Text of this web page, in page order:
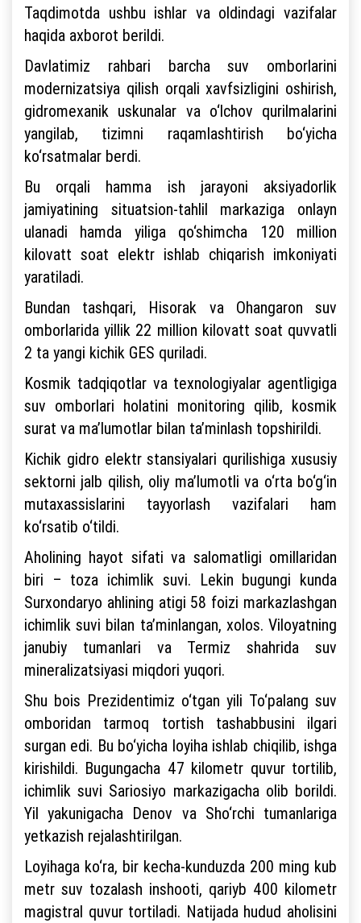
Taqdimotda ushbu ishlar va oldindagi vazifalar
haqida axborot berildi.
Davlatimiz rahbari barcha suv omborlarini
modernizatsiya qilish orqali xavfsizligini oshirish,
gidromexanik uskunalar va o‘lchov qurilmalarini
yangilab, tizimni raqamlashtirish bo‘yicha
ko‘rsatmalar berdi.
Bu orqali hamma ish jarayoni aksiyadorlik
jamiyatining situatsion-tahlil markaziga onlayn
ulanadi hamda yiliga qo‘shimcha 120 million
kilovatt soat elektr ishlab chiqarish imkoniyati
yaratiladi.
Bundan tashqari, Hisorak va Ohangaron suv
omborlarida yillik 22 million kilovatt soat quvvatli
2 ta yangi kichik GES quriladi.
Kosmik tadqiqotlar va texnologiyalar agentligiga
suv omborlari holatini monitoring qilib, kosmik
surat va ma’lumotlar bilan ta’minlash topshirildi.
Kichik gidro elektr stansiyalari qurilishiga xususiy
sektorni jalb qilish, oliy ma’lumotli va o‘rta bo‘g‘in
mutaxassislarini tayyorlash vazifalari ham
ko‘rsatib o‘tildi.
Aholining hayot sifati va salomatligi omillaridan
biri – toza ichimlik suvi. Lekin bugungi kunda
Surxondaryo ahlining atigi 58 foizi markazlashgan
ichimlik suvi bilan ta’minlangan, xolos. Viloyatning
janubiy tumanlari va Termiz shahrida suv
mineralizatsiyasi miqdori yuqori.
Shu bois Prezidentimiz o‘tgan yili To‘palang suv
omboridan tarmoq tortish tashabbusini ilgari
surgan edi. Bu bo‘yicha loyiha ishlab chiqilib, ishga
kirishildi. Bugungacha 47 kilometr quvur tortilib,
ichimlik suvi Sariosiyo markazigacha olib borildi.
Yil yakunigacha Denov va Sho‘rchi tumanlariga
yetkazish rejalashtirilgan.
Loyihaga ko‘ra, bir kecha-kunduzda 200 ming kub
metr suv tozalash inshooti, qariyb 400 kilometr
magistral quvur tortiladi. Natijada hudud aholisini